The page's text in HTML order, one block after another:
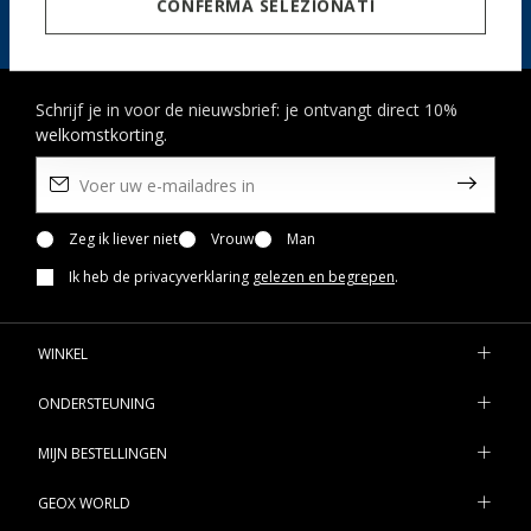
CONFERMA SELEZIONATI
Schrijf je in voor de nieuwsbrief: je ontvangt direct 10%
welkomstkorting.
Zeg ik liever niet Vrouw
Man
Ik heb de privacyverklaring gelezen en begrepen.
WINKEL
ONDERSTEUNING
MIJN BESTELLINGEN
GEOX WORLD